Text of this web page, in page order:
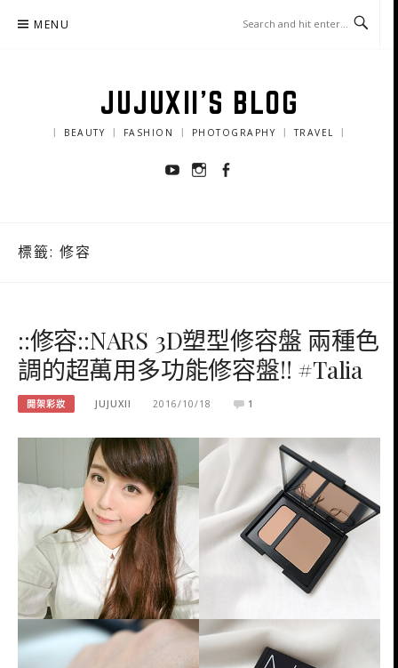
MENU
JUJUXII'S BLOG
｜ BEAUTY ｜ FASHION ｜ PHOTOGRAPHY ｜ TRAVEL ｜
YoutubeInstagram
標籤: 修容
::修容::NARS 3D塑型修容盤 兩種色
調的超萬用多功能修容盤!! #Talia
開架彩妝 JUJUXII 2016/10/18 1